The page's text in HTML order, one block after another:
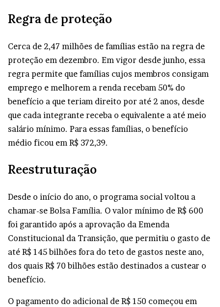
Regra de proteção
Cerca de 2,47 milhões de famílias estão na regra de
proteção em dezembro. Em vigor desde junho, essa
regra permite que famílias cujos membros consigam
emprego e melhorem a renda recebam 50% do
benefício a que teriam direito por até 2 anos, desde
que cada integrante receba o equivalente a até meio
salário mínimo. Para essas famílias, o benefício
médio ficou em R$ 372,39.
Reestruturação
Desde o início do ano, o programa social voltou a
chamar-se Bolsa Família. O valor mínimo de R$ 600
foi garantido após a aprovação da Emenda
Constitucional da Transição, que permitiu o gasto de
até R$ 145 bilhões fora do teto de gastos neste ano,
dos quais R$ 70 bilhões estão destinados a custear o
benefício.
O pagamento do adicional de R$ 150 começou em